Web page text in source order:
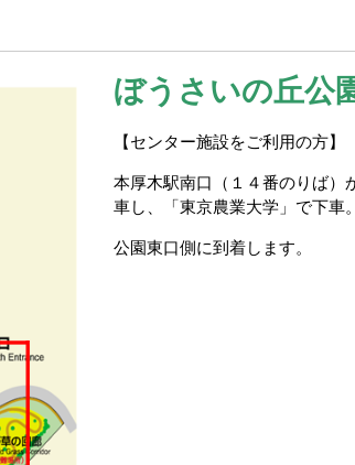
ぼうさいの丘公
【センター施設をご利用の方】
本厚木駅南口（１４番のりば）
車し、「東京農業大学」で下車。
公園東口側に到着します。